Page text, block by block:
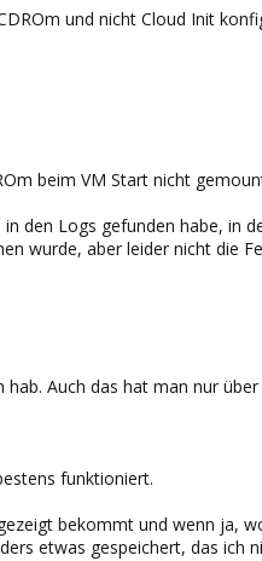
und nicht Cloud Init
beim VM Start nicht
den Logs gefunden habe, in
wurde, aber leider nicht die
Auch das hat man nur
funktioniert.
bekommt und wenn ja,
etwas gespeichert, das ich